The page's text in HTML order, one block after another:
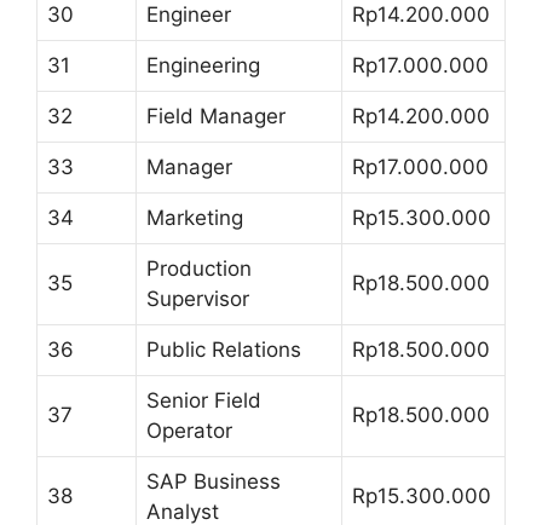
30 Engineer Rp14.200.000
31 Engineering Rp17.000.000
32 Field Manager Rp14.200.000
33 Manager Rp17.000.000
34 Marketing Rp15.300.000
35
Production
Supervisor
Rp18.500.000
36 Public Relations Rp18.500.000
37
Senior Field
Operator
Rp18.500.000
38
SAP Business
Analyst
Rp15.300.000